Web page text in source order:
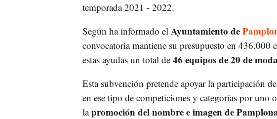
temporada 2021 - 2022.
Según ha informado el Ayuntamiento de
convocatoria mantiene su presupuesto en 436.000
estas ayudas un total de46 equipos de 20 de
Esta subvención pretende apoyar la participación
en ese tipo de competiciones y categorías por uno
lapromoción del nombre e imagen de